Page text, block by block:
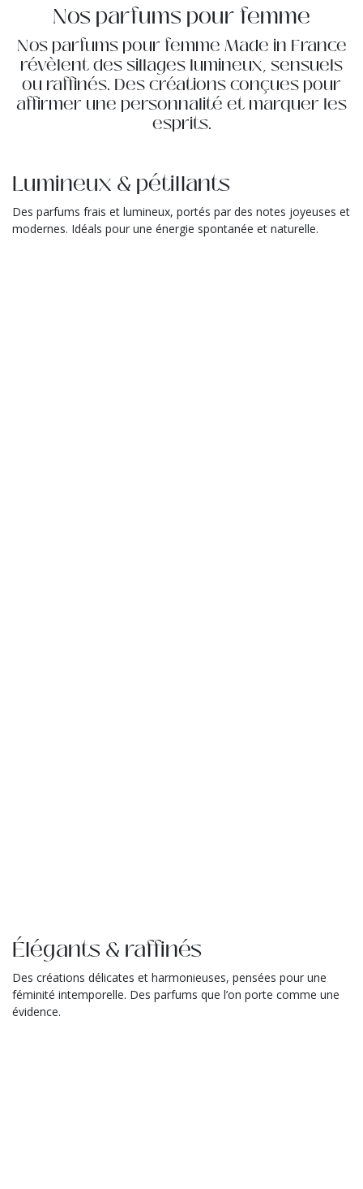
Nos parfums pour femme
Nos parfums pour femme Made in France
révèlent des sillages lumineux, sensuels
ou raffinés. Des créations conçues pour
affirmer une personnalité et marquer les
esprits.
Lumineux & pétillants
Des parfums frais et lumineux, portés par des notes joyeuses et
modernes. Idéals pour une énergie spontanée et naturelle.
Élégants & raffinés
Des créations délicates et harmonieuses, pensées pour une
féminité intemporelle. Des parfums que l’on porte comme une
évidence.